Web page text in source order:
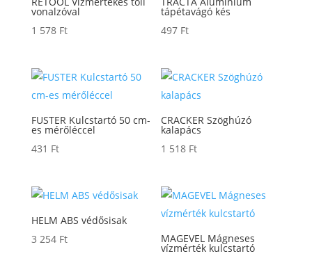
vonalzóval
1 578 Ft
tápétavágó kés
497 Ft
FUSTER Kulcstartó 50 cm-
es mérőléccel
431 Ft
CRACKER Szöghúzó
kalapács
1 518 Ft
HELM ABS védősisak
3 254 Ft MAGEVEL Mágneses
vízmérték kulcstartó